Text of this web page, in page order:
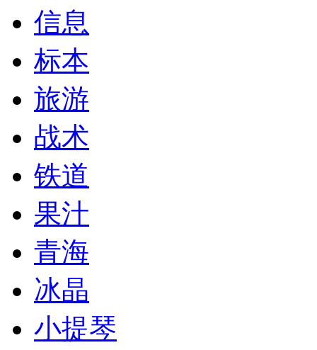
信息
标本
旅游
战术
铁道
果汁
青海
冰晶
小提琴